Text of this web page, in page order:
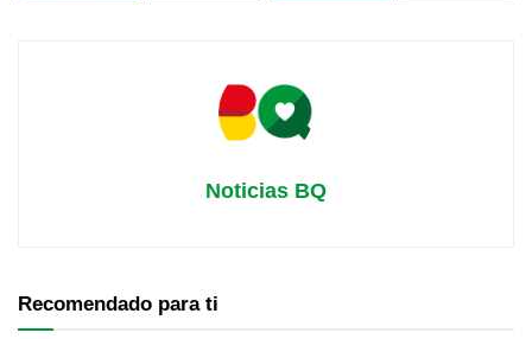
Noticias BQ
Recomendado para ti